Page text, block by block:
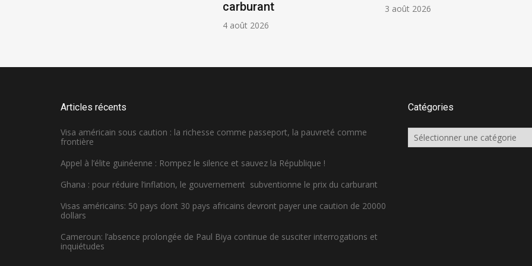
carburant
4 août 2026
3 août 2026
Articles récents
Visa américain sous caution : la richesse comme passeport, la pauvreté comme
frontière
Appel à l’élite guinéenne : Rompez le silence et sauvez la République !
Ghana : pour réduire l’inflation, le gouvernement subventionne le prix du carburant
Visas américains: 50 pays dont 30 pays africains devront payer une caution de 20000
dollars
Cameroun: l’absence prolongée de Paul Biya continue de susciter interrogations et
inquiétudes
Catégories
Catégories